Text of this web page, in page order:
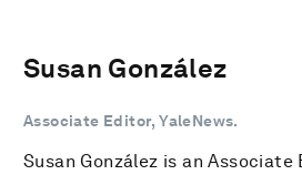
Susan González
Associate Editor, YaleNews.
Susan González is an Associate